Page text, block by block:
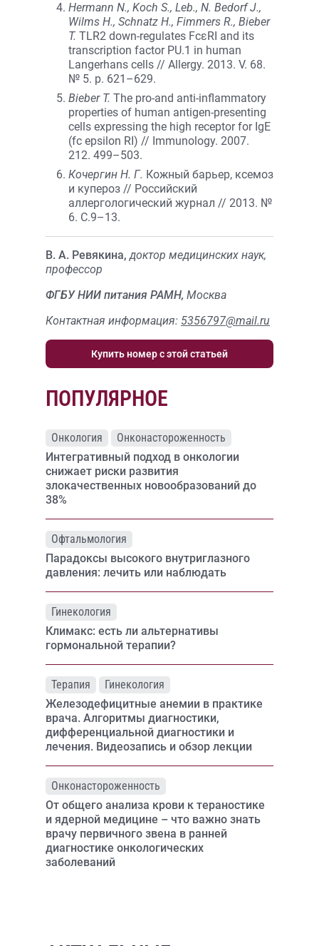
Hermann N., Koch S., Leb., N. Bedorf J.,
Wilms H., Schnatz H., Fimmers R., Bieber
T. TLR2 down-regulates FcεRI and its
transcription factor PU.1 in human
Langerhans cells // Allergy. 2013. V. 68.
№ 5. p. 621–629.
Bieber T. The pro-and anti-inflammatory
properties of human antigen-presenting
cells expressing the high receptor for IgE
(fc epsilon RI) // Immunology. 2007.
212. 499–503.
Кочергин Н. Г. Кожный барьер, ксемоз
и купероз // Российский
аллергологический журнал // 2013. №
6. C.9–13.
В. А. Ревякина,доктор медицинских наук,
профессор
ФГБУ НИИ питания РАМН, Москва
Контактная информация: 5356797@mail.ru
Купить номер с этой статьей
ПОПУЛЯРНОЕ
Онкология
Онконастороженность
Интегративный подход в онкологии
снижает риски развития
злокачественных новообразований до
38%
Офтальмология
Парадоксы высокого внутриглазного
давления: лечить или наблюдать
Гинекология
Климакс: есть ли альтернативы
гормональной терапии?
Терапия
Гинекология
Железодефицитные анемии в практике
врача. Алгоритмы диагностики,
дифференциальной диагностики и
лечения. Видеозапись и обзор лекции
Онконастороженность
От общего анализа крови к тераностике
и ядерной медицине – что важно знать
врачу первичного звена в ранней
диагностике онкологических
заболеваний